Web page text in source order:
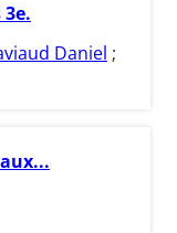
Daniel ;